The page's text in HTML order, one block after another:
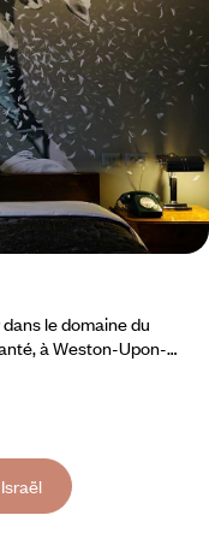
le domaine du
à Weston-Upon-
aux crises
volatiles gluants de